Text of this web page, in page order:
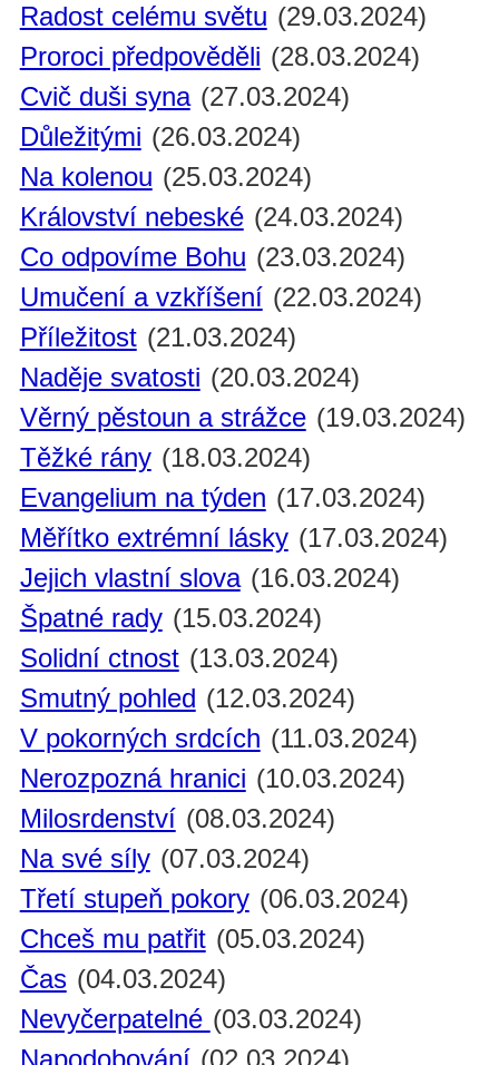
Radost celému světu (29.03.2024)
Proroci předpověděli (28.03.2024)
Cvič duši syna (27.03.2024)
Důležitými (26.03.2024)
Na kolenou (25.03.2024)
Království nebeské (24.03.2024)
Co odpovíme Bohu (23.03.2024)
Umučení a vzkříšení (22.03.2024)
Příležitost (21.03.2024)
Naděje svatosti (20.03.2024)
Věrný pěstoun a strážce (19.03.2024)
Těžké rány (18.03.2024)
Evangelium na týden (17.03.2024)
Měřítko extrémní lásky (17.03.2024)
Jejich vlastní slova (16.03.2024)
Špatné rady (15.03.2024)
Solidní ctnost (13.03.2024)
Smutný pohled (12.03.2024)
V pokorných srdcích (11.03.2024)
Nerozpozná hranici (10.03.2024)
Milosrdenství (08.03.2024)
Na své síly (07.03.2024)
Třetí stupeň pokory (06.03.2024)
Chceš mu patřit (05.03.2024)
Čas (04.03.2024)
Nevyčerpatelné (03.03.2024)